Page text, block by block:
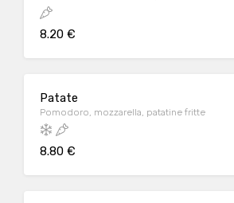
8.20 €
Patate
Pomodoro, mozzarella, patatine fritte
8.80 €